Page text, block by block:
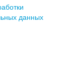
данных